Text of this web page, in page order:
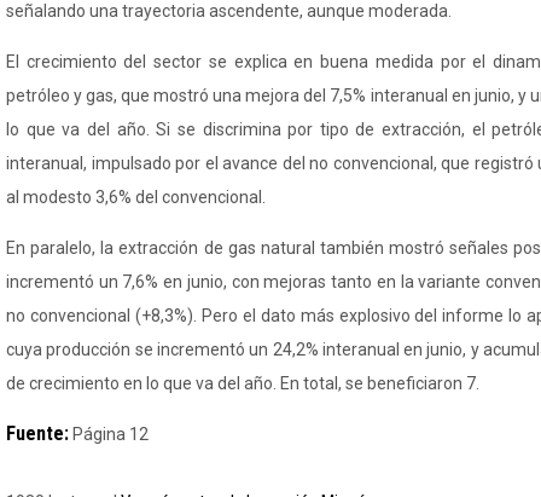
señalando una trayectoria ascendente, aunque moderada.
El crecimiento del sector se explica en buena medida por el
petróleo y gas, que mostró una mejora del 7,5% interanual en junio, y
lo que va del año. Si se discrimina por tipo de extracción, el
interanual, impulsado por el avance del no convencional, que registró
al modesto 3,6% del convencional.
En paralelo, la extracción de gas natural también mostró señales
incrementó un 7,6% en junio, con mejoras tanto en la variante
no convencional (+8,3%). Pero el dato más explosivo del informe lo
cuya producción se incrementó un 24,2% interanual en junio, y
de crecimiento en lo que va del año. En total, se beneficiaron 7.
Fuente: Página 12